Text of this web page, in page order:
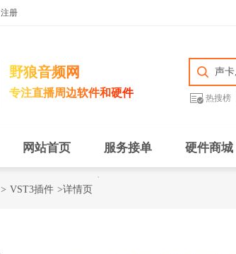
注册
野狼音频网
专注直播周边软件和硬件  热搜榜
网站首页 服务接单 硬件商城
> VST3插件 >详情页